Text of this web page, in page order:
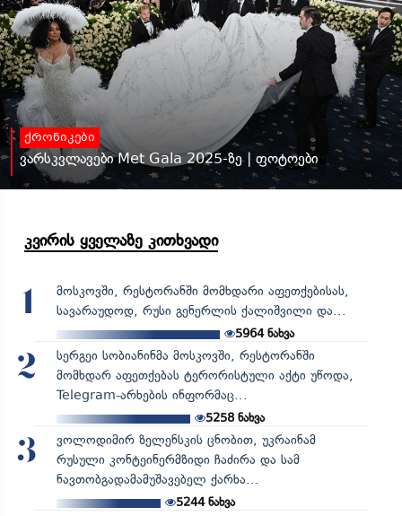
ქრონიკები
ვარსკვლავები Met Gala 2025-ზე | ფოტოები
კვირის ყველაზე კითხვადი
1
მოსკოვში, რესტორანში მომხდარი აფეთქებისას,
სავარაუდოდ, რუსი გენერლის ქალიშვილი და...
5964ნახვა
2
სერგეი სობიანინმა მოსკოვში, რესტორანში
მომხდარ აფეთქებას ტერორისტული აქტი უწოდა,
Telegram-არხების ინფორმაც...
5258ნახვა
3
ვოლოდიმირ ზელენსკის ცნობით, უკრაინამ
რუსული კონტეინერმზიდი ჩაძირა და სამ
ნავთობგადამამუშავებელ ქარხა...
5244ნახვა